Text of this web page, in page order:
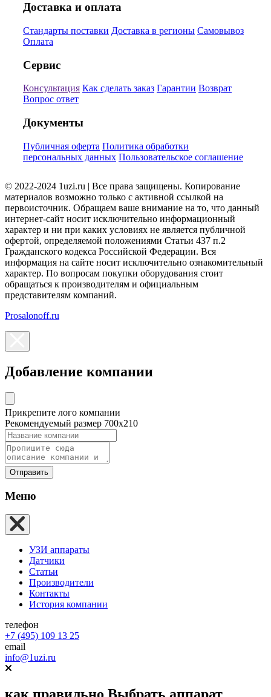
Доставка и оплата
Стандарты поставки Доставка в регионы Самовывоз
Оплата
Сервис
Консультация Как сделать заказ Гарантии Возврат
Вопрос ответ
Документы
Публичная оферта Политика обработки
персональных данных Пользовательское соглашение
© 2022-2024 1uzi.ru | Все права защищены. Копирование
материалов возможно только с активной ссылкой на
первоисточник. Обращаем ваше внимание на то, что данный
интернет-сайт носит исключительно информационный
характер и ни при каких условиях не является публичной
офертой, определяемой положениями Статьи 437 п.2
Гражданского кодекса Российской Федерации. Вся
информация на сайте носит исключительно ознакомительный
характер. По вопросам покупки оборудования стоит
обращаться к производителям и официальным
представителям компаний.
Prosalonoff.ru
Добавление компании
Прикрепите лого компании
Рекомендуемый размер 700х210
Отправить
Меню
УЗИ аппараты
Датчики
Статьи
Производители
Контакты
История компании
телефон
+7 (495) 109 13 25
email
info@1uzi.ru